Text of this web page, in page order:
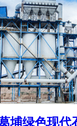
埔绿色现代